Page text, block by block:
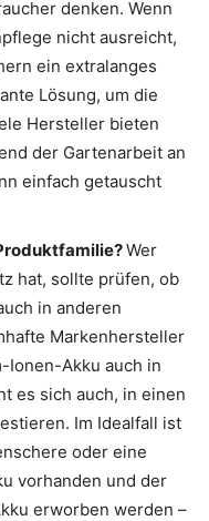
denken. Wenn
nicht ausreicht,
ein extralanges
Lösung, um die
Hersteller bieten
der Gartenarbeit an
einfach getauscht
Wer
hat, sollte prüfen, ob
in anderen
Markenhersteller
Ionen-Akku auch in
es sich auch, in einen
Im Idealfall ist
oder eine
vorhanden und der
erworben werden –